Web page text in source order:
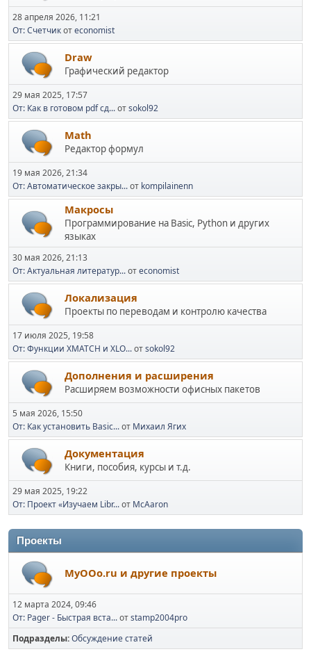
28 апреля 2026, 11:21
От: Счетчикотeconomist
Draw
Графический редактор
29 мая 2025, 17:57
От: Как в готовом pdf сд...отsokol92
Math
Редактор формул
19 мая 2026, 21:34
От: Автоматическое закры...от kompilainenn
Макросы
Программирование на Basic, Python и других
языках
30 мая 2026, 21:13
От: Актуальная литератур...отeconomist
Локализация
Проекты по переводам и контролю качества
17 июля 2025, 19:58
От: Функции XMATCH и XLO...отsokol92
Дополнения и расширения
Расширяем возможности офисных пакетов
5 мая 2026, 15:50
От: Как установить Basic...от Михаил Ягих
Документация
Книги, пособия, курсы и т.д.
29 мая 2025, 19:22
От: Проект «Изучаем Libr...от McAaron
Проекты
MyOOo.ru и другие проекты
12 марта 2024, 09:46
От: Pager - Быстрая вста...отstamp2004pro
Подразделы Обсуждение статей